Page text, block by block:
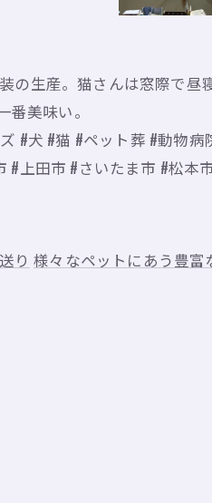
の生産。猫さんは窓際で
美味い。
#犬 #猫 #ペット葬 #動物
#上田市 #さいたま市 #松本
り 様々なペットにあう豊富